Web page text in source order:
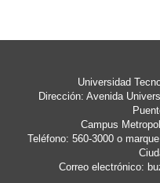
Universidad
Dirección: Avenida
Campus
Teléfono: 560-3000 o
Correo electrónico: